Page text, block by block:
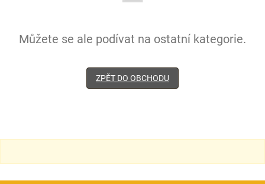
Můžete se ale podívat na ostatní kategorie.
ZPĚT DO OBCHODU